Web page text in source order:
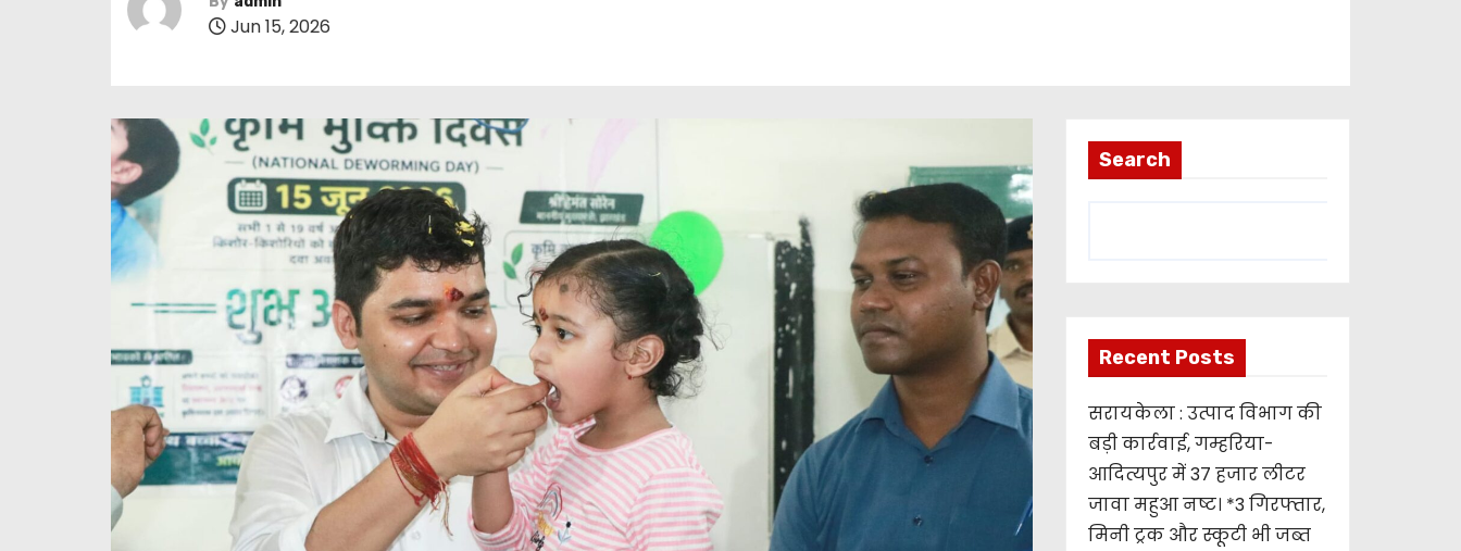
Jun 15, 2026
Search
Recent Posts
सरायकेला : उत्पाद विभाग की
बड़ी कार्रवाई, गम्हरिया-
आदित्यपुर में 37 हजार लीटर
जावा महुआ नष्ट। *3 गिरफ्तार,
मिनी ट्रक और स्कूटी भी जब्त